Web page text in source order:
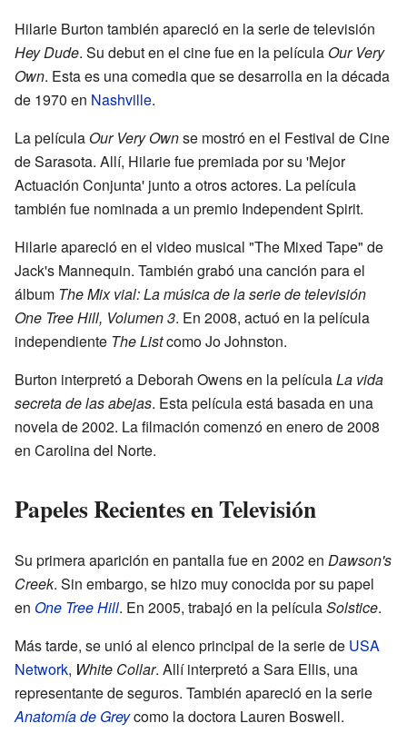
Hilarie Burton también apareció en la serie de televisión
Hey Dude. Su debut en el cine fue en la película Our Very
Own. Esta es una comedia que se desarrolla en la década
de 1970 en Nashville.
La película Our Very Ownse mostró en el Festival de Cine
de Sarasota. Allí, Hilarie fue premiada por su 'Mejor
Actuación Conjunta' junto a otros actores. La película
también fue nominada a un premio Independent Spirit.
Hilarie apareció en el video musical "The Mixed Tape" de
Jack's Mannequin. También grabó una canción para el
álbum The Mix vial: La música de la serie de televisión
One Tree Hill, Volumen 3. En 2008, actuó en la película
independiente The Listcomo Jo Johnston.
Burton interpretó a Deborah Owens en la películaLa vida
secreta de las abejas. Esta película está basada en una
novela de 2002. La filmación comenzó en enero de 2008
en Carolina del Norte.
Papeles Recientes en Televisión
Su primera aparición en pantalla fue en 2002 en Dawson's
Creek. Sin embargo, se hizo muy conocida por su papel
en One Tree Hill. En 2005, trabajó en la películaSolstice.
Más tarde, se unió al elenco principal de la serie de USA
Network, White Collar. Allí interpretó a Sara Ellis, una
representante de seguros. También apareció en la serie
Anatomía de Greycomo la doctora Lauren Boswell.